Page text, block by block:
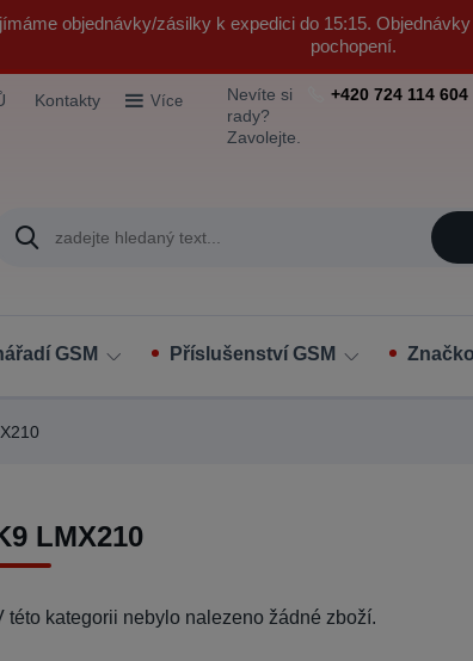
objednávky/zásilky k expedici do 15:15.
pochopení.
Kontakty Více
Nevíte si
rady?
Zavolejte.
+420 724 114 604
GSM Příslušenství GSM
LMX210
této kategorii nebylo nalezeno žádné zboží.